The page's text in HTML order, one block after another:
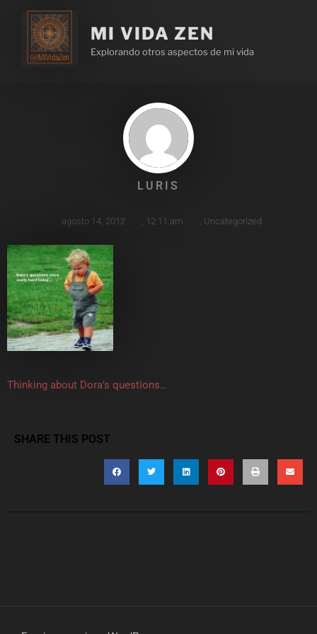
MI VIDA ZEN
Explorando otros aspectos de mi vida
LURIS
agosto 14, 2012 12:11 am Uncategorized
Thinking about Dora’s questions…
SHARE THIS POST